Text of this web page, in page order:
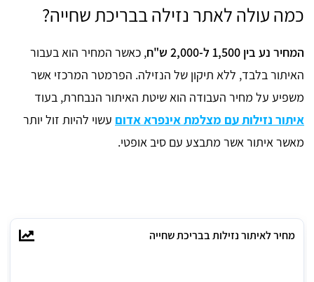
כמה עולה לאתר נזילה בבריכת שחייה?
המחיר נע בין 1,500 ל-2,000 ש"ח
, כאשר המחיר הוא בעבור
האיתור בלבד, ללא תיקון של הנזילה. הפרמטר המרכזי אשר
משפיע על מחיר העבודה הוא שיטת האיתור הנבחרת, בעוד
איתור נזילות עם מצלמת אינפרא אדום עשוי להיות זול יותר
מאשר איתור אשר מתבצע עם סיב אופטי.
מחיר לאיתור נזילות בבריכת שחייה